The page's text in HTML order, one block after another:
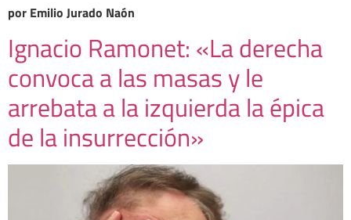
por Emilio Jurado Naón
Ignacio Ramonet: «La derecha
convoca a las masas y le
arrebata a la izquierda la épica
de la insurrección»